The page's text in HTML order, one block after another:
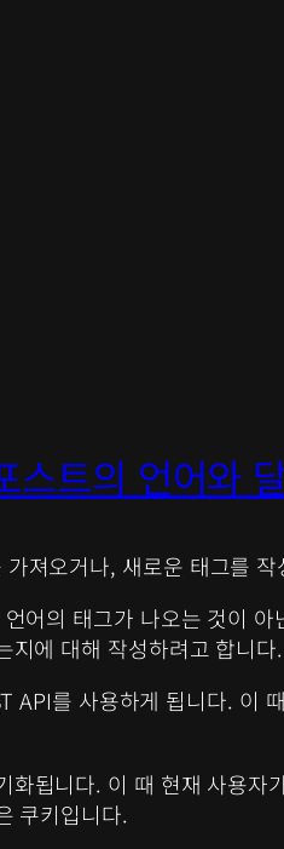
스트의 언어와
져오거나, 새로운 태그를
어의 태그가 나오는 것이
에 대해 작성하려고 합니
API를 사용하게 됩니다. 이
됩니다. 이 때 현재 사용
쿠키입니다.